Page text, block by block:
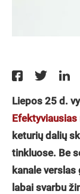
Liepos 25 d.
keturių dalių
tinkluose. Be
kanale
labai svarbu